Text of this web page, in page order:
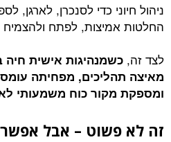
ניהול חיוני כדי לסנכרן,
החלטות אמיצות, לפתח
לצד זה, כשמנהיגות אישית
מאיצה תהליכים, מפחיתה
ומספקת מקור כוח משמעותי
זה לא פשוט – אבל